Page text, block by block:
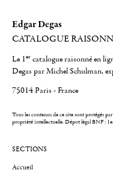
Edgar Degas
CATALOGUE
Le 1er catalogue raisonné en
Degas par Michel Schulman,
75014 Paris - France
Tous les contenus de ce site sont protégés
propriété intellectuelle.Dépot légal BNF :
SECTIONS
Accueil